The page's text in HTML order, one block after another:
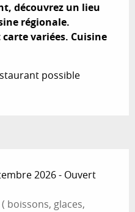
découvrez un lieu
régionale.
variées. Cuisine
possible
2026 - Ouvert
boissons, glaces,